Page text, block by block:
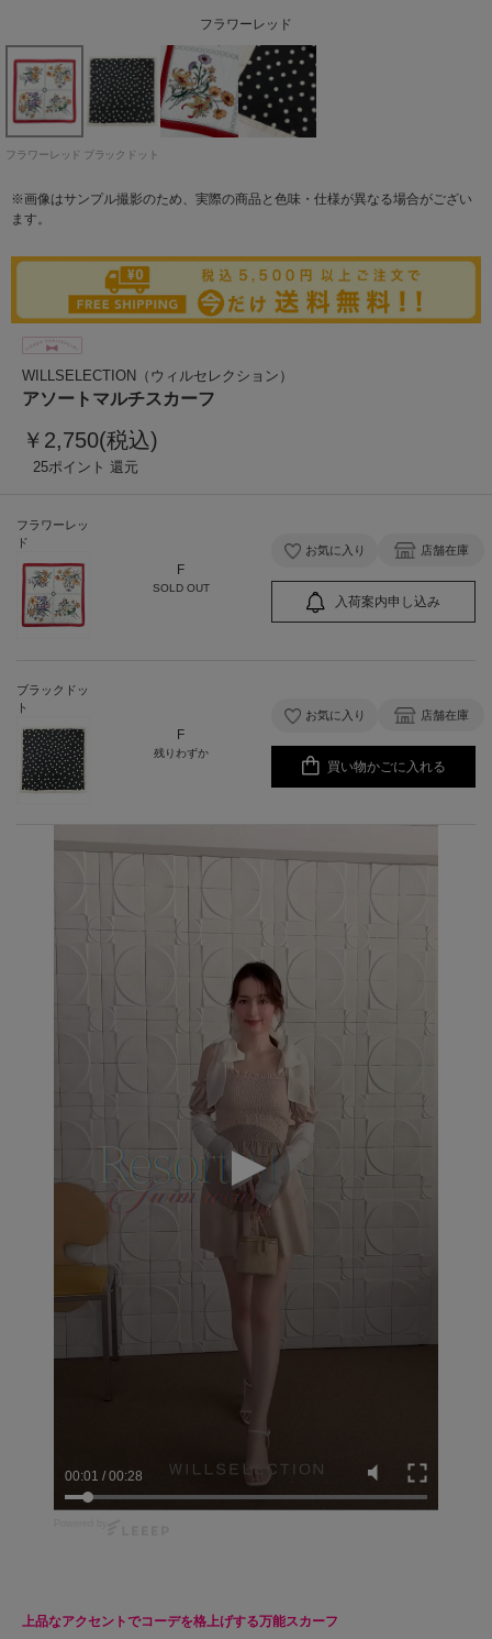
フラワーレッド
ブラックドット
フラワーレッド ブラックドット
※画像はサンプル撮影のため、実際の商品と色味・仕様が異なる場合がござい
ます。
WILLSELECTION（ウィルセレクション）
アソートマルチスカーフ
￥2,750(税込)
25
フラワーレッ
ド
F
SOLD OUT
お気に入り 店舗在庫
入荷案内申し込み
ブラックドッ
ト
F
残りわずか
お気に入り 店舗在庫
買い物かごに入れる
00:02 /00:28
上品なアクセントでコーデを格上げする万能スカーフ